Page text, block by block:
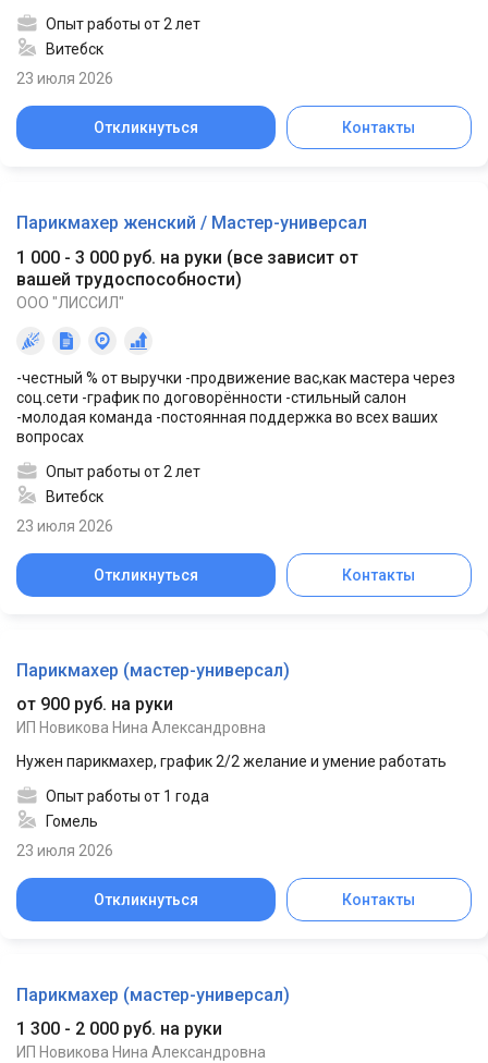
Опыт работы от 2 лет
Витебск
23 июля 2026
Откликнуться Контакты
Парикмахер женский / Мастер-универсал
1 000 - 3 000 руб. на руки (все зависит от
вашей трудоспособности)
ООО "ЛИССИЛ"
-честный % от выручки -продвижение вас,как мастера через
соц.сети -график по договорённости -стильный салон
-молодая команда -постоянная поддержка во всех ваших
вопросах
Опыт работы от 2 лет
Витебск
23 июля 2026
Откликнуться Контакты
Парикмахер (мастер-универсал)
от 900 руб. на руки
ИП Новикова Нина Александровна
Нужен парикмахер, график 2/2 желание и умение работать
Опыт работы от 1 года
Гомель
23 июля 2026
Откликнуться Контакты
Парикмахер (мастер-универсал)
1 300 - 2 000 руб. на руки
ИП Новикова Нина Александровна